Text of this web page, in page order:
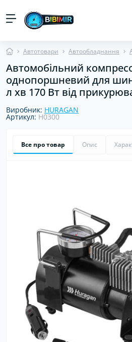
Автотовари Автообладнання
Автомобільний
однопоршневий для шин
л хв 170 Вт від
Виробник: HURAGAN
Артикул: H0300
Все про товар Опис